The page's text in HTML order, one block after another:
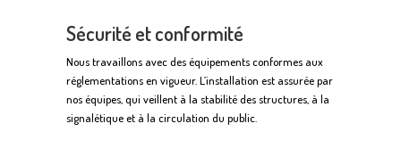
Sécurité et conformité
Nous travaillons avec des équipements conformes aux
réglementations en vigueur. L’installation est assurée par
nos équipes, qui veillent à la stabilité des structures, à la
signalétique et à la circulation du public.